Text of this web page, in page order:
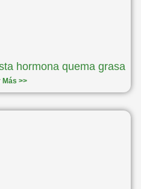
hormona quema grasa
Más >>